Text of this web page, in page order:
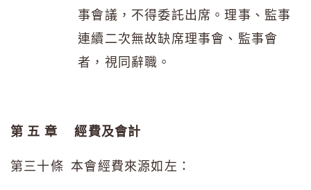
事會議，不得委託出席。理事、監事
連續二次無故缺席理事會、監事會
者，視同辭職。
第 五 章 經費及會計
第三十條 本會經費來源如左：